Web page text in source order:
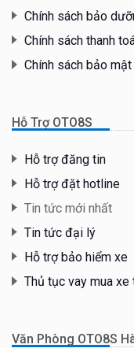
Chính sách bảo
Chính sách thanh
Chính sách bảo mật
Hỗ Trợ OTO8S
Hỗ trợ đăng tin
Hỗ trợ đặt hotline
Tin tức mới nhất
Tin tức đại lý
Hỗ trợ bảo hiểm xe
Thủ tục vay mua xe
Văn Phòng OTO8S